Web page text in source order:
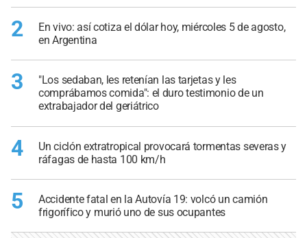
2
En vivo: así cotiza el dólar hoy, miércoles 5 de agosto,
en Argentina
3
"Los sedaban, les retenían las tarjetas y les
comprábamos comida": el duro testimonio de un
extrabajador del geriátrico
4
Un ciclón extratropical provocará tormentas severas y
ráfagas de hasta 100 km/h
5
Accidente fatal en la Autovía 19: volcó un camión
frigorífico y murió uno de sus ocupantes